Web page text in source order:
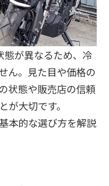
態が異なるため、冷
ん。見た目や価格の
状態や販売店の信頼
が大切です。
本的な選び方を解説